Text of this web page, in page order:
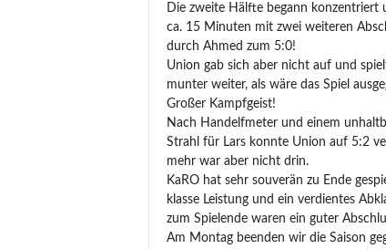
Die zweite Hälfte begann konzentriert
ca. 15 Minuten mit zwei weiteren
durch Ahmed zum 5:0!
Union gab sich aber nicht auf und
munter weiter, als wäre das Spiel
Großer Kampfgeist!
Nach Handelfmeter und einem
Strahl für Lars konnte Union auf 5:2
mehr war aber nicht drin.
KaRO hat sehr souverän zu Ende
klasse Leistung und ein verdientes
zum Spielende waren ein guter
Am Montag beenden wir die Saison